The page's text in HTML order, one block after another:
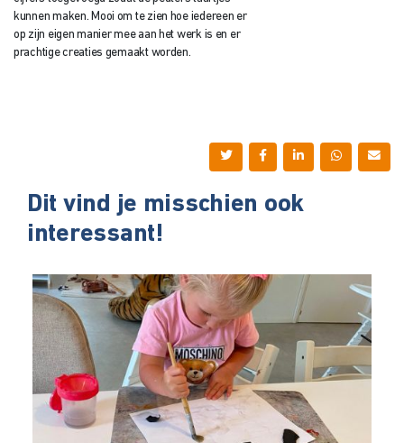
kunnen maken. Mooi om te zien hoe iedereen er
op zijn eigen manier mee aan het werk is en er
prachtige creaties gemaakt worden.
Dit vind je misschien ook
interessant!